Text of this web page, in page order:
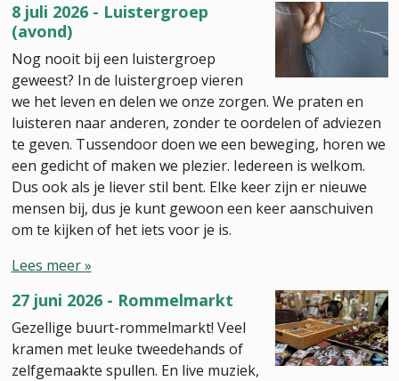
8 juli 2026 - Luistergroep
(avond)
Nog nooit bij een luistergroep
geweest? In de luistergroep vieren
we het leven en delen we onze zorgen. We praten en
luisteren naar anderen, zonder te oordelen of adviezen
te geven. Tussendoor doen we een beweging, horen we
een gedicht of maken we plezier. Iedereen is welkom.
Dus ook als je liever stil bent. Elke keer zijn er nieuwe
mensen bij, dus je kunt gewoon een keer aanschuiven
om te kijken of het iets voor je is.
Lees meer »
27 juni 2026 - Rommelmarkt
Gezellige buurt-rommelmarkt! Veel
kramen met leuke tweedehands of
zelfgemaakte spullen. En live muziek,